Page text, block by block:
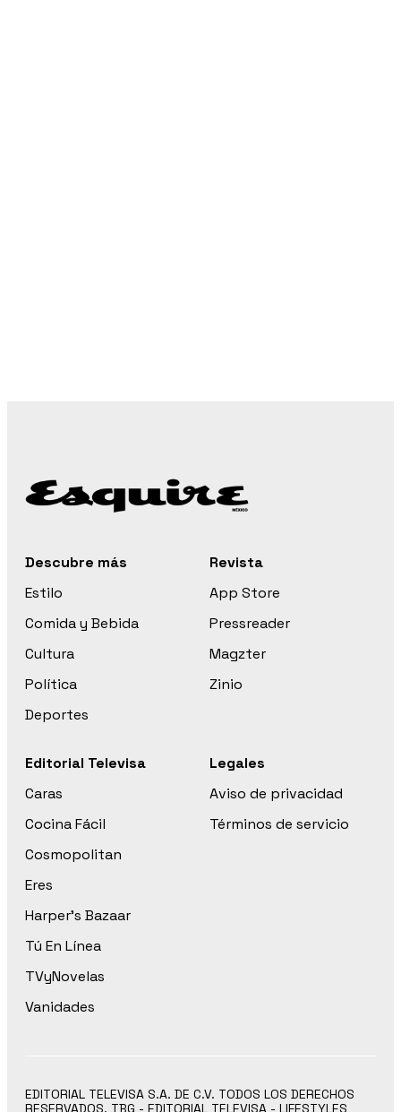
Descubre más
Estilo
Comida y Bebida
Cultura
Política
Deportes
Revista
App Store
Pressreader
Magzter
Zinio
Editorial Televisa
Caras
Cocina Fácil
Cosmopolitan
Eres
Harper’s Bazaar
Tú En Línea
TVyNovelas
Vanidades
Legales
Aviso de privacidad
Términos de servicio
EDITORIAL TELEVISA S.A. DE C.V. TODOS LOS DERECHOS
RESERVADOS. TBG - EDITORIAL TELEVISA - LIFESTYLES